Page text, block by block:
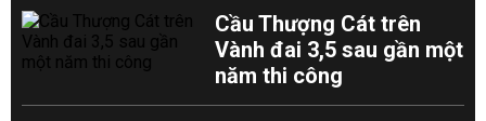
Cầu Thượng Cát trên
Vành đai 3,5 sau gần một
năm thi công